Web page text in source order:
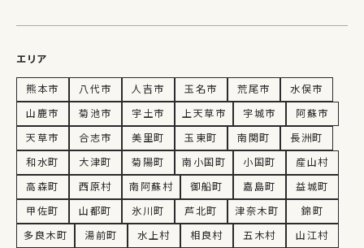
エリア
熊本市 八代市 人吉市 玉名市 荒尾市
水俣市
山鹿市
菊池市 宇土市 上天草市 宇城市
阿蘇市
天草市
合志市 美里町 玉東町 南関町
長洲町
和水町
大津町 菊陽町 南小国町 小国町
産山村
高森町
西原村 南阿蘇村 御船町 嘉島町
益城町
甲佐町
山都町 氷川町 芦北町 津奈木町
錦町
多良木町
湯前町 水上村 相良村 五木村 山江村